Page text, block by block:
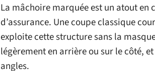
La mâchoire marquée est un atout
d’assurance. Une coupe classique
exploite cette structure sans la
légèrement en arrière ou sur le côté,
angles.